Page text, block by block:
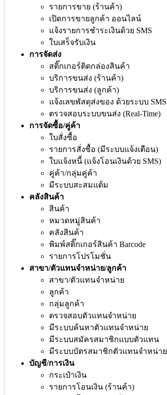
รายการขาย (ร้านค้า)
เปิดการขายลูกค้า ออนไลน์
แจ้งรายการชำระเงินด้วย SMS
ใบเสร็จรับเงิน
การจัดส่ง
สติ๊กเกอร์ติดกล่องสินค้า
บริการขนส่ง (ร้านค้า)
บริการขนส่ง (ลูกค้า)
แจ้งเลขพัสดุส่งของ ด้วยระบบ SMS
ตรวจสอบระบบขนส่ง (Real-Time)
การจัดซื้อ/คู่ค้า
ใบสั่งซื้อ
รายการสั่งซื้อ (มีระบบแจ้งเตือน)
ใบแจ้งหนี้ (แจ้งโอนเงินด้วย SMS)
คู่ค้า/กลุ่มคู่ค้า
มีระบบสะสมแต้ม
คลังสินค้า
สินค้า
หมวดหมู่สินค้า
คลังสินค้า
พิมพ์สติ๊กเกอร์สินค้า Barcode
รายการโปรโมชั่น
สาขา/ตัวแทนจำหน่าย/ลูกค้า
สาขา/ตัวแทนจำหน่าย
ลูกค้า
กลุ่มลูกค้า
ตรวจสอบตัวแทนจำหน่าย
มีระบบค้นหาตัวแทนจำหน่าย
มีระบบสมัครสมาชิกแบบตัวแทน
มีระบบบัตรสมาชิกตัวแทนจำหน่าย
บัญชี/การเงิน
กระเป๋าเงิน
รายการโอนเงิน (ร้านค้า)